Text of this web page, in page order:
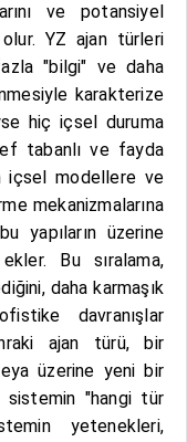
ve potansiyel
olur. YZ ajan türleri
"bilgi" ve daha
karakterize
hiç içsel duruma
tabanlı ve fayda
içsel modellere ve
mekanizmalarına
yapıların üzerine
Bu sıralama,
daha karmaşık
davranışlar
ajan türü, bir
üzerine yeni bir
sistemin "hangi tür
yetenekleri,